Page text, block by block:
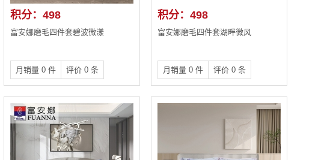
积分：498
富安娜磨毛四件套碧波微漾
月销量 0 件 评价 0 条
积分：498
富安娜磨毛四件套湖畔微风
月销量 0 件 评价 0 条